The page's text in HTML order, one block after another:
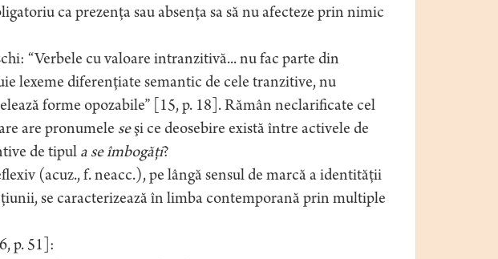
ca prezenţa sau absenţa sa să nu afecteze prin nimic
“Verbele cu valoare intranzitivă... nu fac parte din
lexeme diferenţiate semantic de cele tranzitive, nu
forme opozabile” [15, p. 18]. Rămân neclarificate cel
are pronumele seşi ce deosebire există între activele de
de tipul a se îmbogăţi?
(acuz., f. neacc.), pe lângă sensul de marcă a identităţii
se caracterizează în limba contemporană prin multiple
p. 51]: